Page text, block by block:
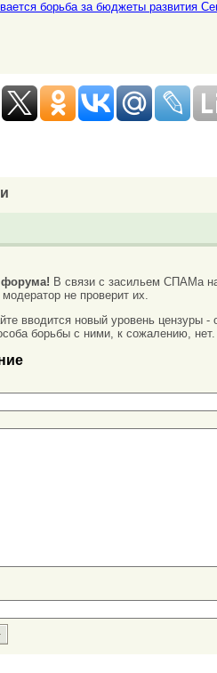
борьба за бюджеты развития
форума! В связи с засильем СПАМа
не проверит их.
вводится новый уровень
борьбы с ними, к сожалению,